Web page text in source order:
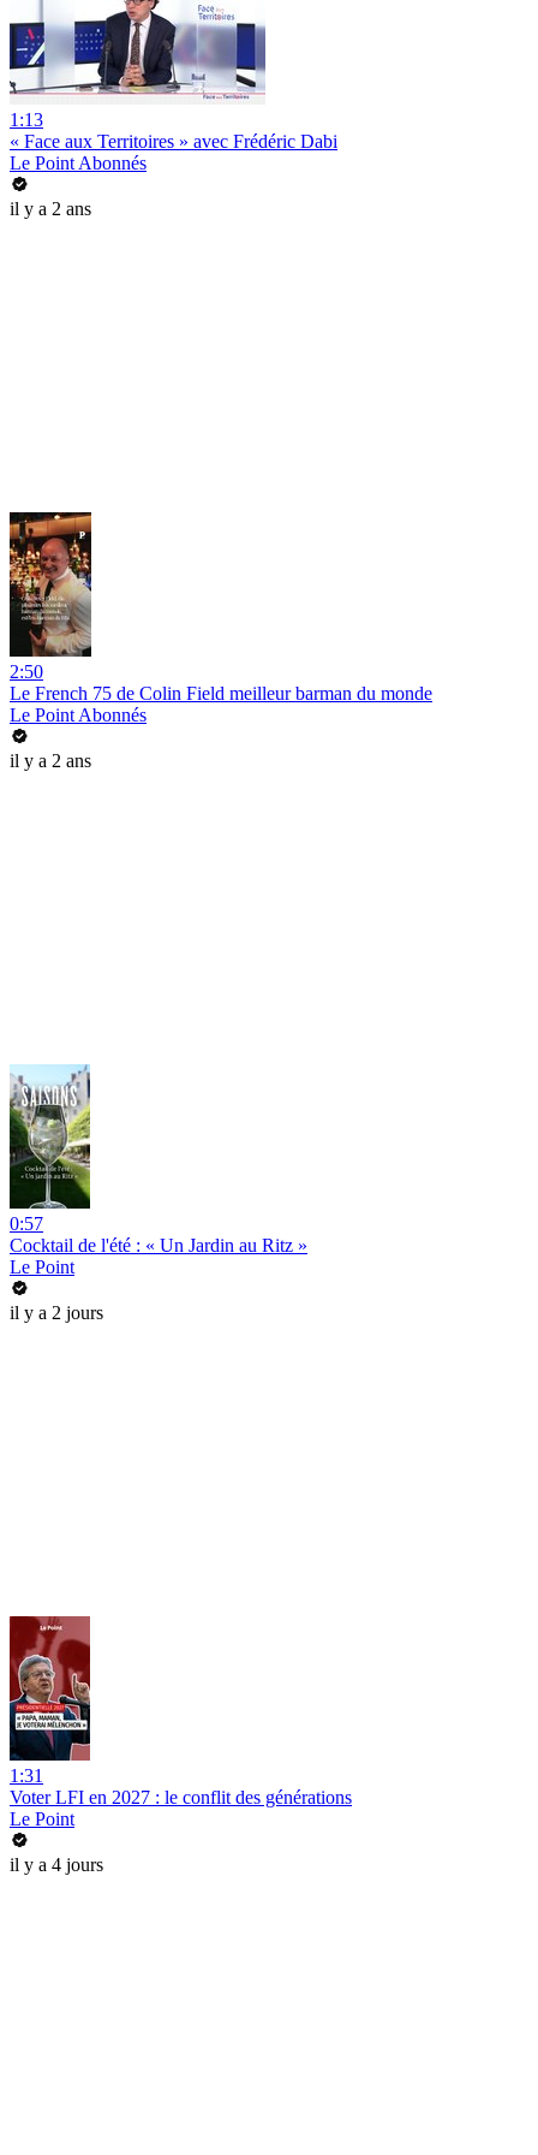
1:13
« Face aux Territoires » avec Frédéric Dabi
Le Point Abonnés
il y a 2 ans
2:50
Le French 75 de Colin Field meilleur barman du monde
Le Point Abonnés
il y a 2 ans
0:57
Cocktail de l'été : « Un Jardin au Ritz »
Le Point
il y a 2 jours
1:31
Voter LFI en 2027 : le conflit des générations
Le Point
il y a 4 jours